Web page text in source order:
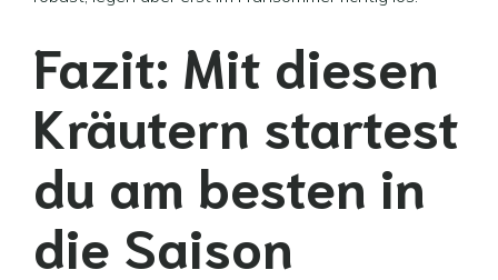
Fazit: Mit diesen
Kräutern startest
du am besten in
die Saison